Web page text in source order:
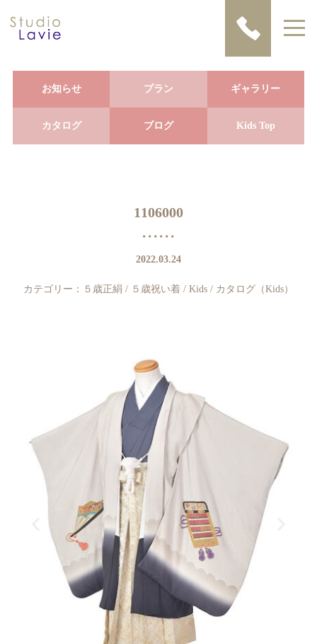
お知らせ プラン ギャラリー
カタログ ブログ Kids Top
1106000
2022.03.24
カテゴリー： ５歳正絹 / ５歳祝い着 / Kids / カタログ（Kids）